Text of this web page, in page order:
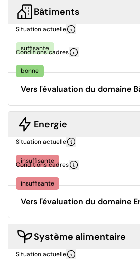
Bâtiments
Situation actuelle
suffisante
Conditions cadres
bonne
Vers l'évaluation du domaine
Energie
Situation actuelle
insuffisante
Conditions cadres
insuffisante
Vers l'évaluation du domaine
Système alimentaire
Situation actuelle